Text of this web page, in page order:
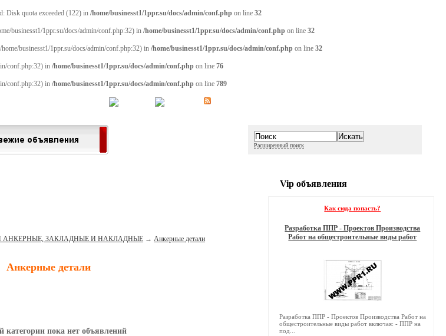
Disk quota exceeded (122) in /home/businesst1/1ppr.su/docs/admin/conf.php on line 32
businesst1/1ppr.su/docs/admin/conf.php:32) in /home/businesst1/1ppr.su/docs/admin/conf.php on line 32
businesst1/1ppr.su/docs/admin/conf.php:32) in /home/businesst1/1ppr.su/docs/admin/conf.php on line 32
conf.php:32) in /home/businesst1/1ppr.su/docs/admin/conf.php on line 76
conf.php:32) in /home/businesst1/1ppr.su/docs/admin/conf.php on line 789
Расширенный поиск
АНКЕРНЫЕ, ЗАКЛАДНЫЕ И НАКЛАДНЫЕ →Анкерные детали
Анкерные детали
категории пока нет объявлений
Vip объявления
Как сюда попасть?
Разработка ППР - Проектов Производства
Работ на общестроительные виды работ
Разработка ППР - Проектов Производства Работ на
общестроительные виды работ включая: - ППР на
под...